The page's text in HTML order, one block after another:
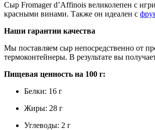
Сыр Fromager d’Affinois великолепен с
красными винами. Также он идеален с
Наши гарантии качества
Мы поставляем сыр непосредственно от
термоконтейнеры. В результате вы
Пищевая ценность на 100 г:
Белки: 16 г
Жиры: 28 г
Углеводы: 2 г